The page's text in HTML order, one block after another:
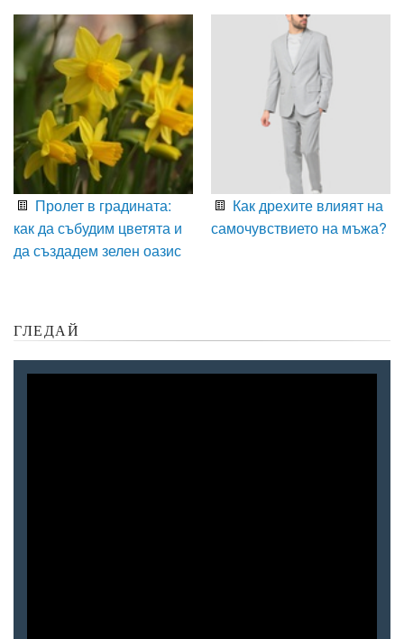
Пролет в градината:
как да събудим цветята и
да създадем зелен оазис
Как дрехите влияят на
самочувствието на мъжа?
ГЛЕДАЙ